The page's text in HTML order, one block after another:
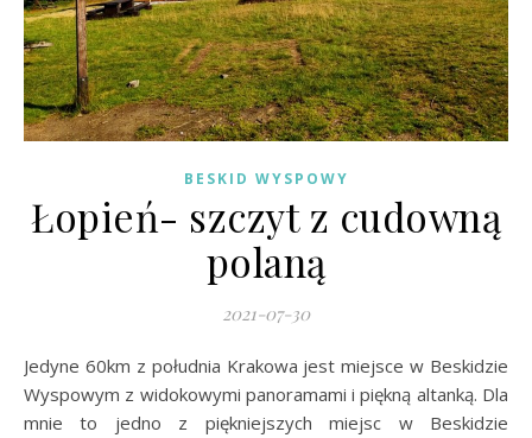
BESKID WYSPOWY
Łopień- szczyt z cudowną
polaną
2021-07-30
Jedyne 60km z południa Krakowa jest miejsce w Beskidzie
Wyspowym z widokowymi panoramami i piękną altanką. Dla
mnie to jedno z piękniejszych miejsc w Beskidzie